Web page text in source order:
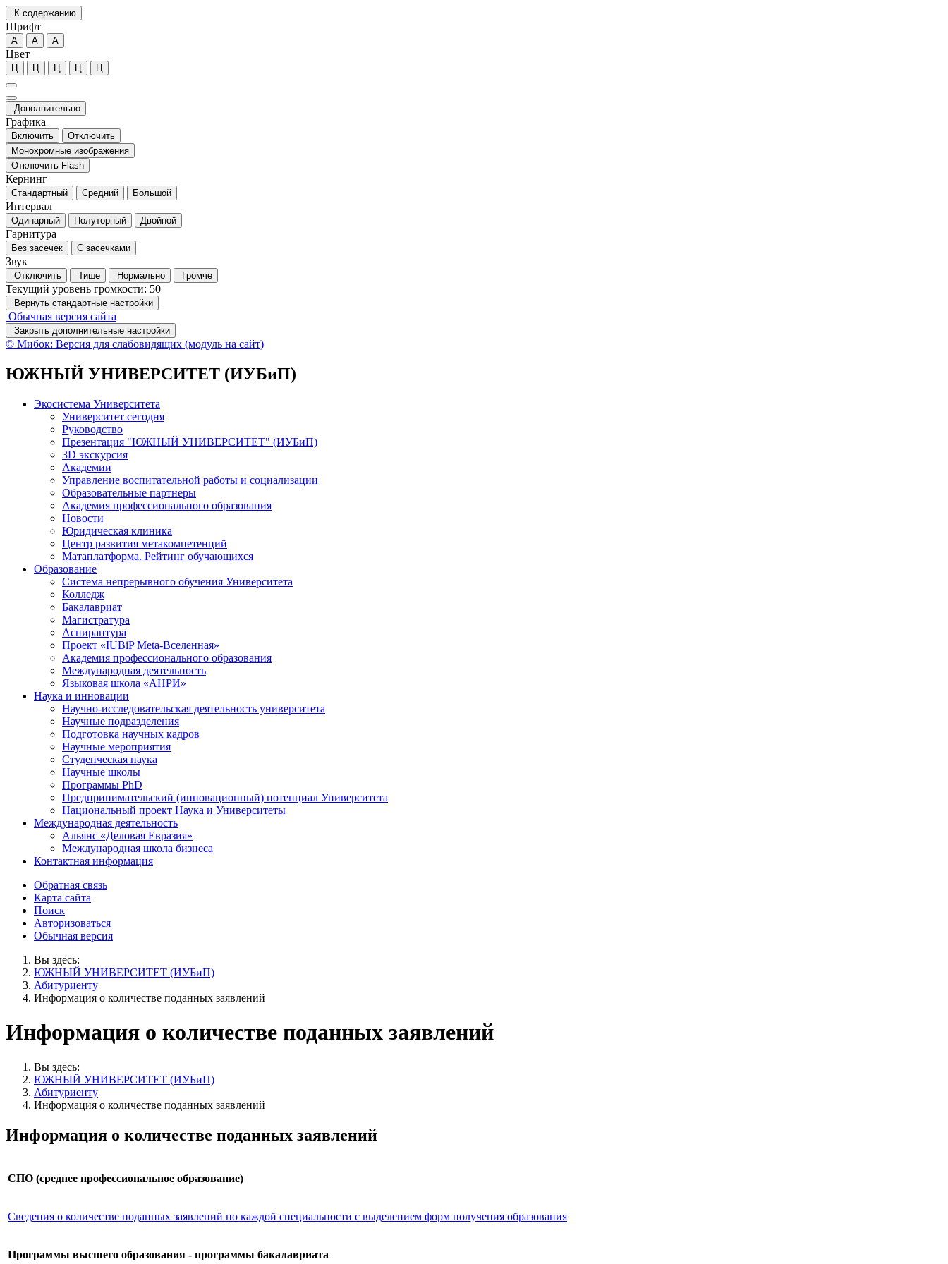
К содержанию
Шрифт
А А А
Цвет
Ц Ц Ц Ц Ц
Дополнительно
Графика
Включить
Отключить
Монохромные изображения
Отключить Flash
Кернинг
Стандартный Средний Большой
Интервал
Одинарный Полуторный Двойной
Гарнитура
Без засечек С засечками
Звук
Отключить Тише Нормально Громче
Текущий уровень громкости: 50
Вернуть стандартные настройки
Обычная версия сайта
Закрыть дополнительные настройки
© Мибок: Версия для слабовидящих (модуль на сайт)
ЮЖНЫЙ УНИВЕРСИТЕТ (ИУБиП)
Экосистема Университета
Университет сегодня
Руководство
Презентация "ЮЖНЫЙ УНИВЕРСИТЕТ" (ИУБиП)
3D экскурсия
Академии
Управление воспитательной работы и социализации
Образовательные партнеры
Академия профессионального образования
Новости
Юридическая клиника
Центр развития метакомпетенций
Матаплатформа. Рейтинг обучающихся
Образование
Система непрерывного обучения Университета
Колледж
Бакалавриат
Магистратура
Аспирантура
Проект «IUBiP Meta-Вселенная»
Академия профессионального образования
Международная деятельность
Языковая школа «АНРИ»
Наука и инновации
Научно-исследовательская деятельность университета
Научные подразделения
Подготовка научных кадров
Научные мероприятия
Студенческая наука
Научные школы
Программы PhD
Предпринимательский (инновационный) потенциал Университета
Национальный проект Наука и Университеты
Международная деятельность
Альянс «Деловая Евразия»
Международная школа бизнеса
Контактная информация
Обратная связь
Карта сайта
Поиск
Авторизоваться
Обычная версия
Вы здесь:
ЮЖНЫЙ УНИВЕРСИТЕТ (ИУБиП)
Абитуриенту
Информация о количестве поданных заявлений
Информация о количестве поданных заявлений
Вы здесь:
ЮЖНЫЙ УНИВЕРСИТЕТ (ИУБиП)
Абитуриенту
Информация о количестве поданных заявлений
Информация о количестве поданных заявлений
СПО (среднее профессиональное образование)
Сведения о количестве поданных заявлений по каждой специальности с выделением форм получения образования
Программы высшего образования - программы бакалавриата